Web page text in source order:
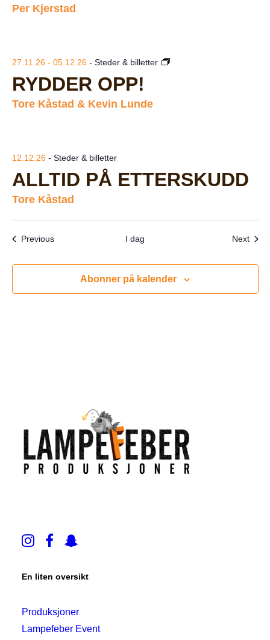
Per Kjerstad
RYDDER OPP!
Tore Kåstad & Kevin Lunde
27.11.26 - 05.12.26 - Steder & billetter
ALLTID PÅ ETTERSKUDD
Tore Kåstad
12.12.26 - Steder & billetter
PreviousArrangementer I dag Next
Abonner på kalender
En liten oversikt
Produksjoner
Lampefeber Event